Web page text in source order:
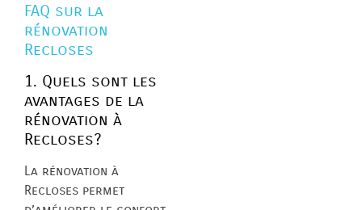
FAQ sur la
rénovation
Recloses
1. Quels sont les
avantages de la
rénovation à
Recloses?
La rénovation à
Recloses permet